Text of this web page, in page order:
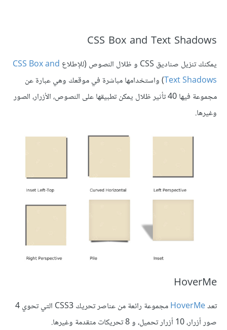
CSS Box and Text Shadows
يمكنك تنزيل صناديق CSS و ظلال النصوص (للإطلاع
CSS Box and
Text Shadows) واستخدامها مباشرة في موقعك وهي عبارة عن
مجموعة فيها 40 تأثير ظلال يمكن تطبيقها على النصوص، الأزرار، الصور
وغيرها.
HoverMe
تعدHoverMe
مجموعة رائعة من عناصر تحريك CSS3 التي تحوي 4
صور أزرار، 10 أزرار تحميل، و 8 تحريكات متقدمة وغيرها.